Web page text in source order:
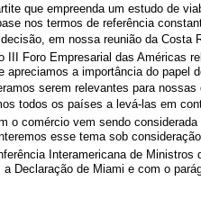
que empreenda um estudo de
nos termos de referência
em nossa reunião da Costa
III Foro Empresarial das Américas
a importância do
serem relevantes para
todos os países a levá-las em
o comércio vem sendo
esse tema sob
Interamericana de
Declaração de Miami e com o